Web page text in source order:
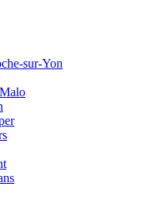
sur-Yon